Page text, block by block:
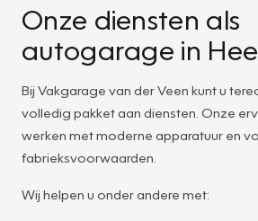
Onze diensten als
autogarage in
Bij Vakgarage van der Veen kunt u
volledig pakket aan diensten. Onze
werken met moderne apparatuur en
fabrieksvoorwaarden.
Wij helpen u onder andere met: